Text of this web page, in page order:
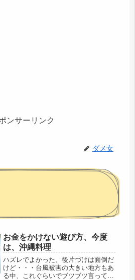
ンサーリンク
ダメ女
お金をかけない遊び方、今度
は、沖縄料理
ハズレでよかった。後片づけは面倒だ
けど・・・台風被害の大きい地方もあ
る中、これぐらいでブツブツ言ってた